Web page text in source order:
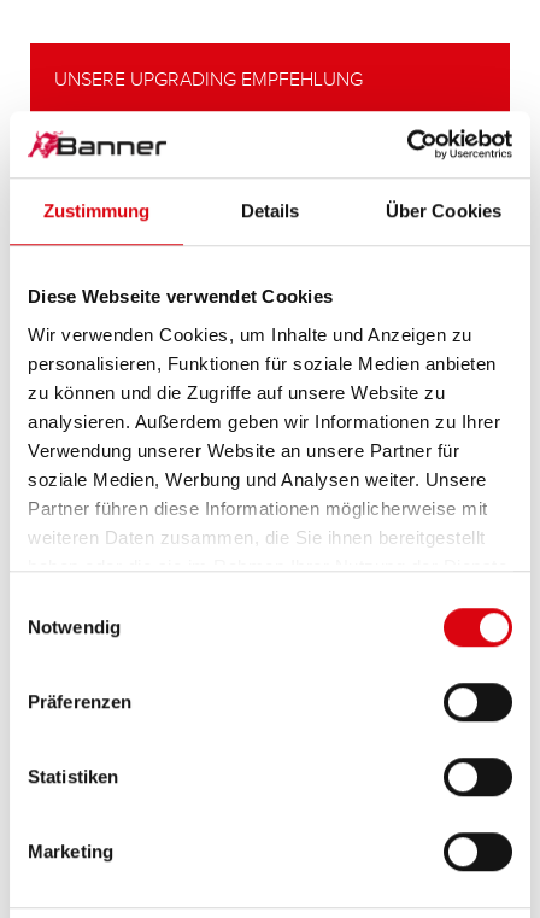
Zustimmung Details Über Cookies
Diese Webseite verwendet Cookies
Wir verwenden Cookies, um Inhalte und Anzeigen zu
personalisieren, Funktionen für soziale Medien anbieten
zu können und die Zugriffe auf unsere Website zu
analysieren. Außerdem geben wir Informationen zu Ihrer
Verwendung unserer Website an unsere Partner für
soziale Medien, Werbung und Analysen weiter. Unsere
Partner führen diese Informationen möglicherweise mit
weiteren Daten zusammen, die Sie ihnen bereitgestellt
haben oder die sie im Rahmen Ihrer Nutzung der Dienste
Notwendig
Präferenzen
Statistiken
Marketing
LEISTUNGSSTARKE
ALTERNATIVE
Unsere Empfehlung für Fahrzeuge mit
Kaltstartanforderungen.
PRODUKTDETAILS >
AGM 580 01
Batterien. Leistungsgesteigert exakt nach den
Originalqualität zum Nachrüsten.
UNSERE UPGRADING EMPFEHLUNG